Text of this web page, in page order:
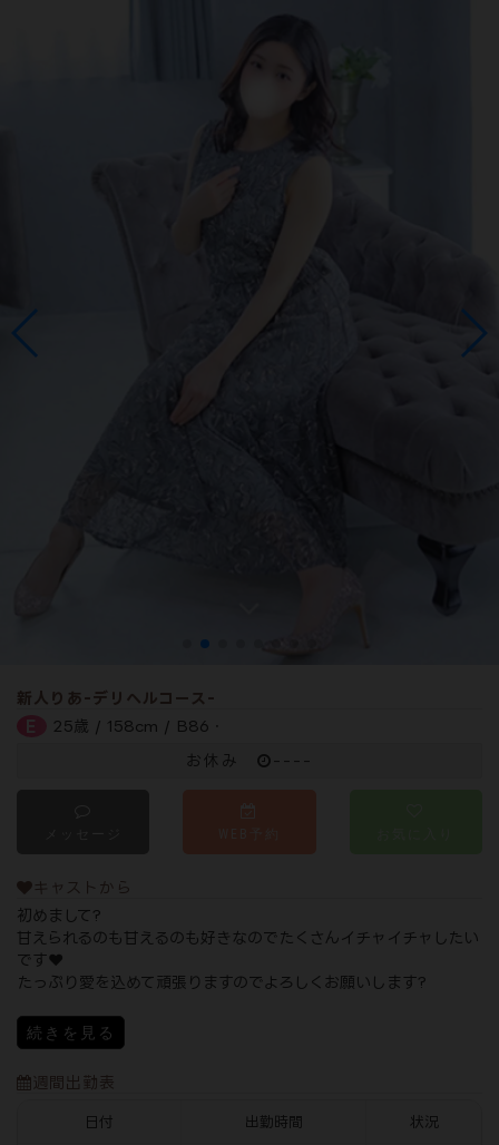
新人りあ-デリヘルコース-
E
25歳 / 158cm / B86・
お休み ----
キャストから
初めまして?
甘えられるのも甘えるのも好きなのでたくさんイチャイチャしたい
です❤️
たっぷり愛を込めて頑張りますのでよろしくお願いします?
続きを見る
週間出勤表
日付 出勤時間 状況